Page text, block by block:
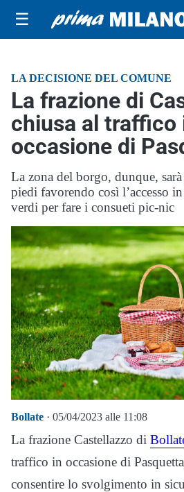
☰
LA DECISIONE DEL COMUNE
La frazione di
chiusa al traffico
occasione di
La zona del borgo, dunque,
piedi favorendo così l’accesso
verdi per fare i consueti pic-nic
Bollate · 05/04/2023 alle 11:08
La frazione Castellazzo di
traffico in occasione di
consentire lo svolgimento in